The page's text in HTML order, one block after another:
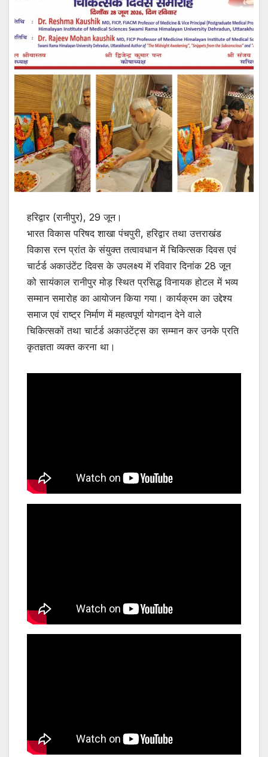
हरिद्वार (रानीपुर), 29 जून।
भारत विकास परिषद शाखा पंचपुरी, हरिद्वार तथा उत्तराखंड
विकास रत्न प्रांत के संयुक्त तत्वावधान में चिकित्सक दिवस एवं
चार्टर्ड अकाउंटेंट दिवस के उपलक्ष्य में रविवार दिनांक 28 जून
को सायंकाल रानीपुर मोड़ स्थित प्रसिद्ध विनायक होटल में भव्य
सम्मान समारोह का आयोजन किया गया। कार्यक्रम का उद्देश्य
समाज एवं राष्ट्र निर्माण में महत्वपूर्ण योगदान देने वाले
चिकित्सकों तथा चार्टर्ड अकाउंटेंट्स का सम्मान कर उनके प्रति
कृतज्ञता व्यक्त करना था।